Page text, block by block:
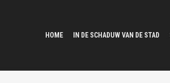
HOME IN DE SCHADUW VAN DE STAD